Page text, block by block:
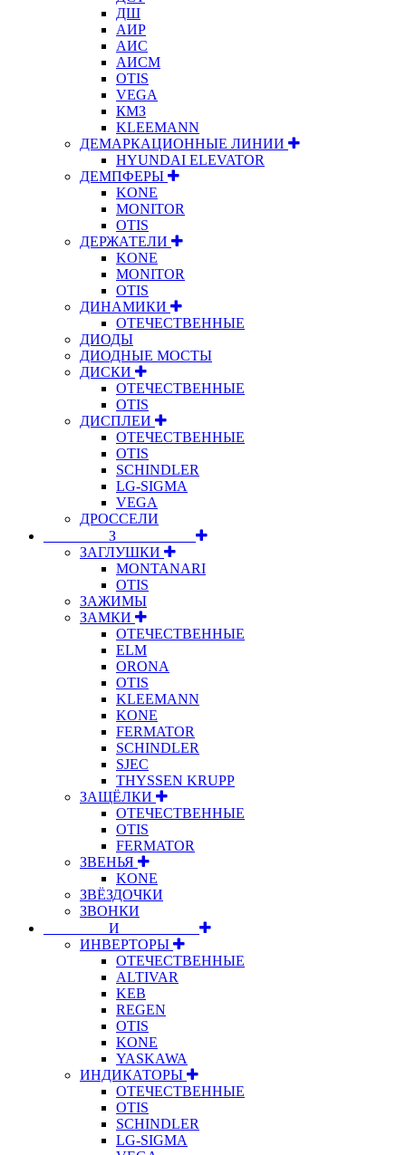
ДШ
АИР
АИС
АИСМ
OTIS
VEGA
КМЗ
KLEEMANN
ДЕМАРКАЦИОННЫЕ ЛИНИИ
HYUNDAI ELEVATOR
ДЕМПФЕРЫ
KONE
MONITOR
OTIS
ДЕРЖАТЕЛИ
KONE
MONITOR
OTIS
ДИНАМИКИ
ОТЕЧЕСТВЕННЫЕ
ДИОДЫ
ДИОДНЫЕ МОСТЫ
ДИСКИ
ОТЕЧЕСТВЕННЫЕ
OTIS
ДИСПЛЕИ
ОТЕЧЕСТВЕННЫЕ
OTIS
SCHINDLER
LG-SIGMA
VEGA
ДРОССЕЛИ
⠀⠀⠀⠀⠀⠀З⠀⠀⠀⠀⠀⠀⠀
ЗАГЛУШКИ
MONTANARI
OTIS
ЗАЖИМЫ
ЗАМКИ
ОТЕЧЕСТВЕННЫЕ
ELM
ORONA
OTIS
KLEEMANN
KONE
FERMATOR
SCHINDLER
SJEC
THYSSEN KRUPP
ЗАЩЁЛКИ
ОТЕЧЕСТВЕННЫЕ
OTIS
FERMATOR
ЗВЕНЬЯ
KONE
ЗВЁЗДОЧКИ
ЗВОНКИ
⠀⠀⠀⠀⠀⠀И⠀⠀⠀⠀⠀⠀⠀
ИНВЕРТОРЫ
ОТЕЧЕСТВЕННЫЕ
ALTIVAR
KEB
REGEN
OTIS
KONE
YASKAWA
ИНДИКАТОРЫ
ОТЕЧЕСТВЕННЫЕ
OTIS
SCHINDLER
LG-SIGMA